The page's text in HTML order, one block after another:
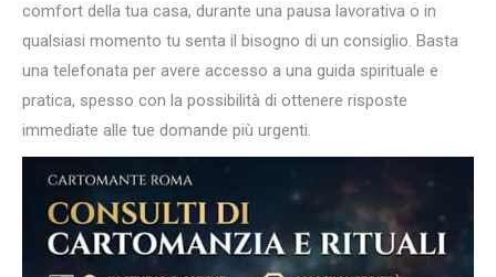
comfort della tua casa, durante una pausa lavorativa o in
qualsiasi momento tu senta il bisogno di un consiglio. Basta
una telefonata per avere accesso a una guida spirituale e
pratica, spesso con la possibilità di ottenere risposte
immediate alle tue domande più urgenti.